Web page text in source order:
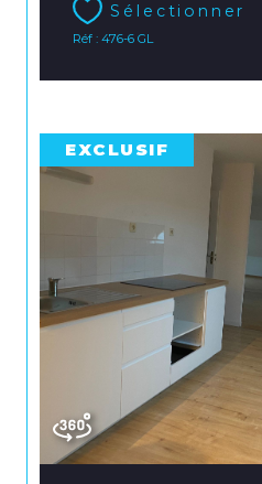
Sélectionner
Réf : 476-6 GL
EXCLUSIF